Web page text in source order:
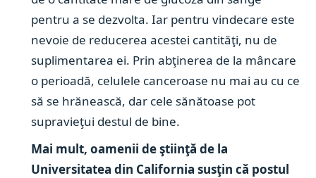
pentru a se dezvolta. Iar pentru vindecare este
nevoie de reducerea acestei cantităţi, nu de
suplimentarea ei. Prin abţinerea de la mâncare
o perioadă, celulele canceroase nu mai au cu ce
să se hrănească, dar cele sănătoase pot
supravieţui destul de bine.
Mai mult, oamenii de ştiinţă de la
Universitatea din California susţin că postul